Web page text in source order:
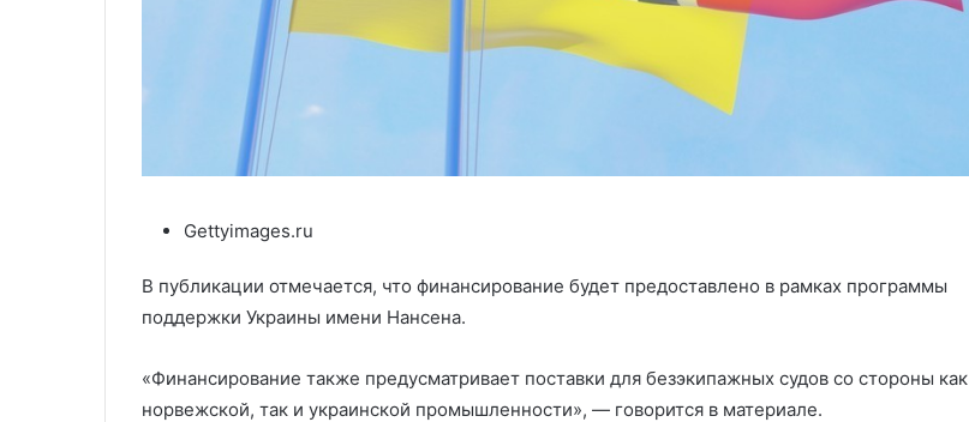
Gettyimages.ru
В публикации отмечается, что финансирование будет предоставлено в рамках программы
поддержки Украины имени Нансена.
«Финансирование также предусматривает поставки для безэкипажных судов со стороны как
норвежской, так и украинской промышленности», — говорится в материале.